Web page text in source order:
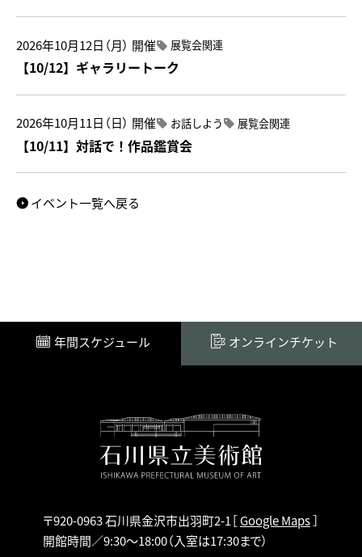
2026年10月12日（月） 開催 展覧会関連
【10/12】ギャラリートーク
2026年10月11日（日） 開催 お話しよう 展覧会関連
【10/11】対話で！作品鑑賞会
イベント一覧へ戻る
年間スケジュール オンラインチケット
〒920-0963 石川県金沢市出羽町2-1［Google Maps］
開館時間／9:30～18:00（入室は17:30まで）